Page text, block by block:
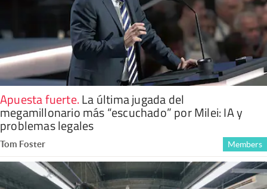
Apuesta fuerte.La última jugada del
megamillonario más “escuchado” por Milei: IA y
problemas legales
Tom Foster Members